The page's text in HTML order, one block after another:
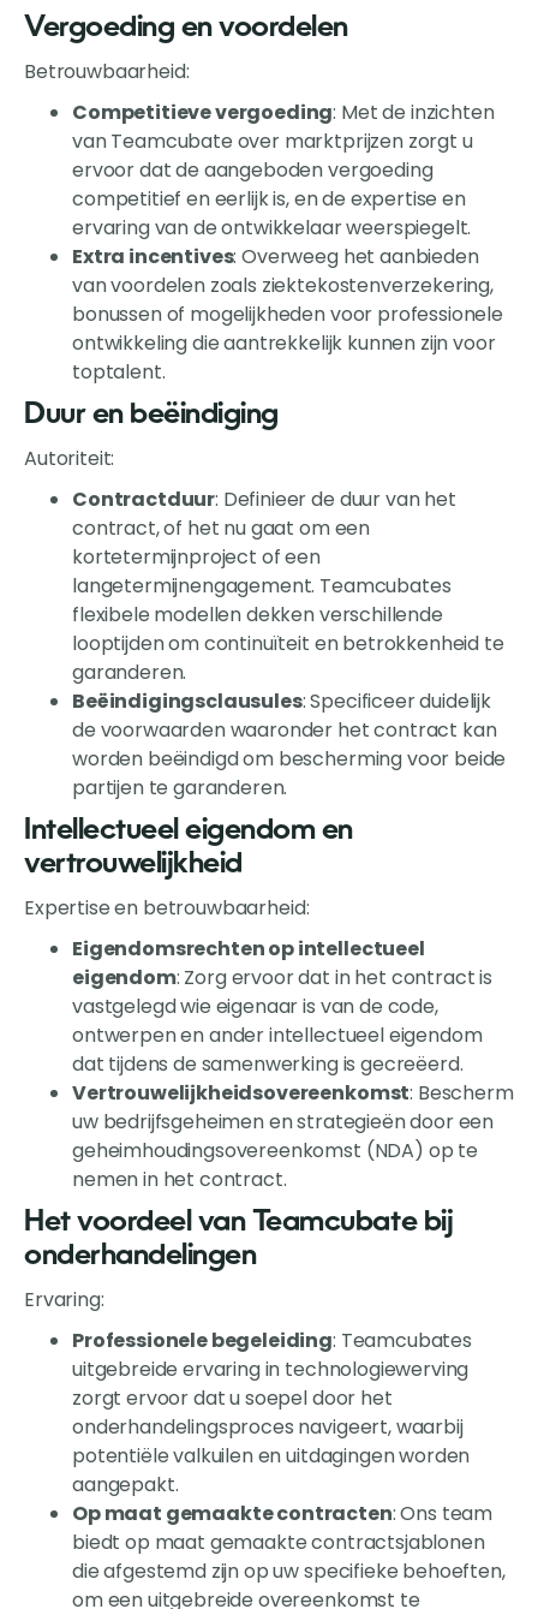
Vergoeding en voordelen
Betrouwbaarheid:
Competitieve vergoeding: Met de inzichten
van Teamcubate over marktprijzen zorgt u
ervoor dat de aangeboden vergoeding
competitief en eerlijk is, en de expertise en
ervaring van de ontwikkelaar weerspiegelt.
Extra incentives: Overweeg het aanbieden
van voordelen zoals ziektekostenverzekering,
bonussen of mogelijkheden voor professionele
ontwikkeling die aantrekkelijk kunnen zijn voor
toptalent.
Duur en beëindiging
Autoriteit:
Contractduur: Definieer de duur van het
contract, of het nu gaat om een
kortetermijnproject of een
langetermijnengagement. Teamcubates
flexibele modellen dekken verschillende
looptijden om continuïteit en betrokkenheid te
garanderen.
Beëindigingsclausules: Specificeer duidelijk
de voorwaarden waaronder het contract kan
worden beëindigd om bescherming voor beide
partijen te garanderen.
Intellectueel eigendom en
vertrouwelijkheid
Expertise en betrouwbaarheid:
Eigendomsrechten op intellectueel
eigendom: Zorg ervoor dat in het contract is
vastgelegd wie eigenaar is van de code,
ontwerpen en ander intellectueel eigendom
dat tijdens de samenwerking is gecreëerd.
Vertrouwelijkheidsovereenkomst: Bescherm
uw bedrijfsgeheimen en strategieën door een
geheimhoudingsovereenkomst (NDA) op te
nemen in het contract.
Het voordeel van Teamcubate bij
onderhandelingen
Ervaring:
Professionele begeleiding: Teamcubates
uitgebreide ervaring in technologiewerving
zorgt ervoor dat u soepel door het
onderhandelingsproces navigeert, waarbij
potentiële valkuilen en uitdagingen worden
aangepakt.
Op maat gemaakte contracten: Ons team
biedt op maat gemaakte contractsjablonen
die afgestemd zijn op uw specifieke behoeften,
om een uitgebreide overeenkomst te